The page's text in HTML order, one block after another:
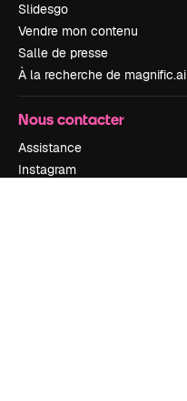
Slidesgo
Vendre mon contenu
Salle de presse
À la recherche de magnific.ai
Nous contacter
Assistance
Instagram